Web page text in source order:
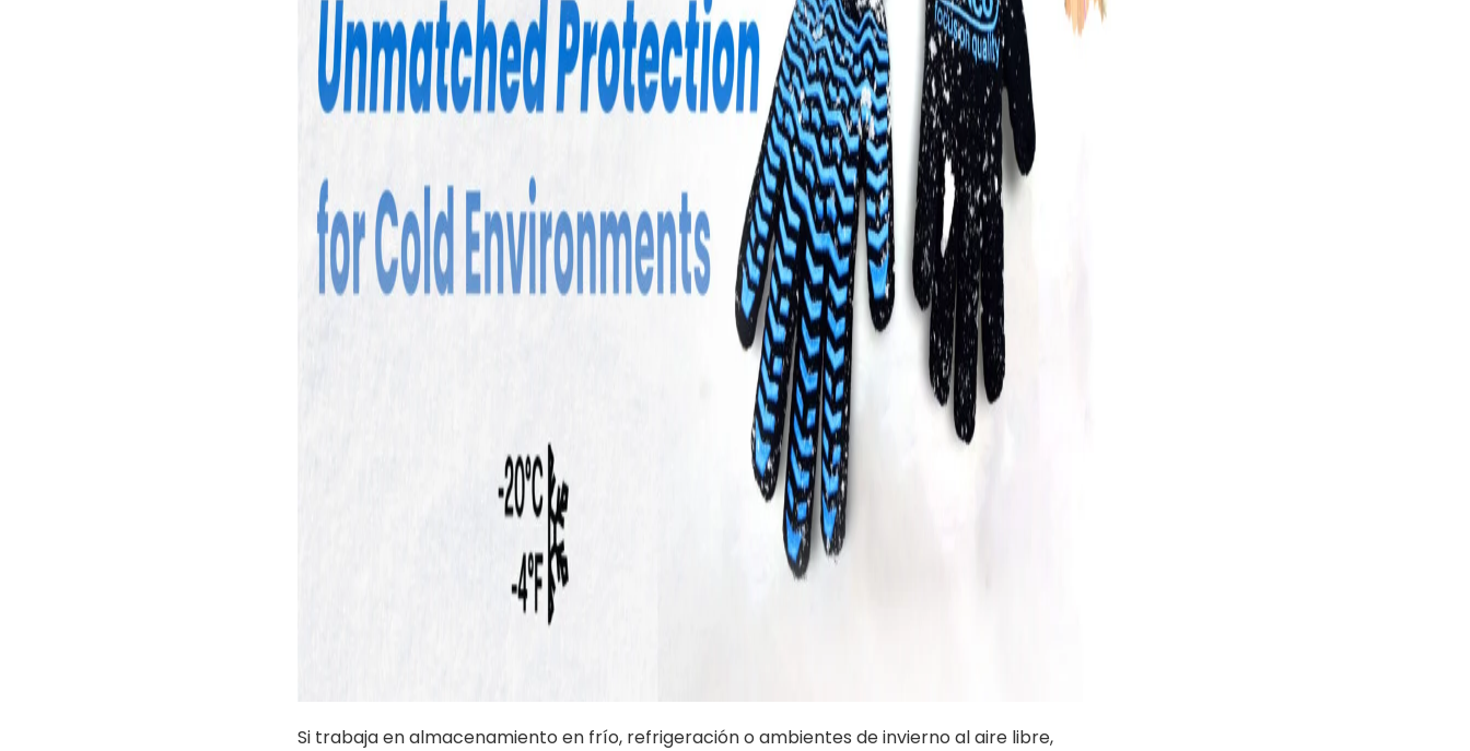
Si trabaja en almacenamiento en frío, refrigeración o ambientes de invierno al aire libre,